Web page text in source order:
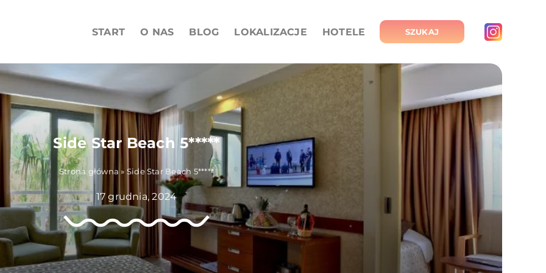
START O NAS BLOG LOKALIZACJE HOTELE SZUKAJ
Side Star Beach 5*****
Strona główna » Side Star Beach 5*****
17 grudnia, 2024